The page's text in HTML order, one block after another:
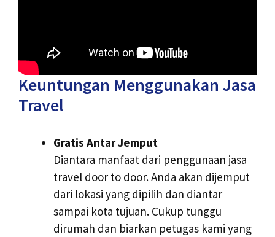
Keuntungan Menggunakan Jasa
Travel
Gratis Antar Jemput
Diantara manfaat dari penggunaan jasa
travel door to door. Anda akan dijemput
dari lokasi yang dipilih dan diantar
sampai kota tujuan. Cukup tunggu
dirumah dan biarkan petugas kami yang